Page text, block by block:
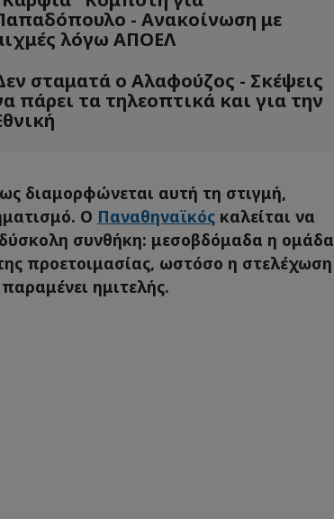
- Ανακοίνωση με
λόγω ΑΠΟΕΛ
σταματά ο Αλαφούζος - Σκέψεις
πάρει τα τηλεοπτικά και για την
διαμορφώνεται αυτή τη στιγμή,
Ο Παναθηναϊκός καλείται να
δύσκολη συνθήκη: μεσοβδόμαδα η ομάδα
προετοιμασίας, ωστόσο η στελέχωση
παραμένει ημιτελής.